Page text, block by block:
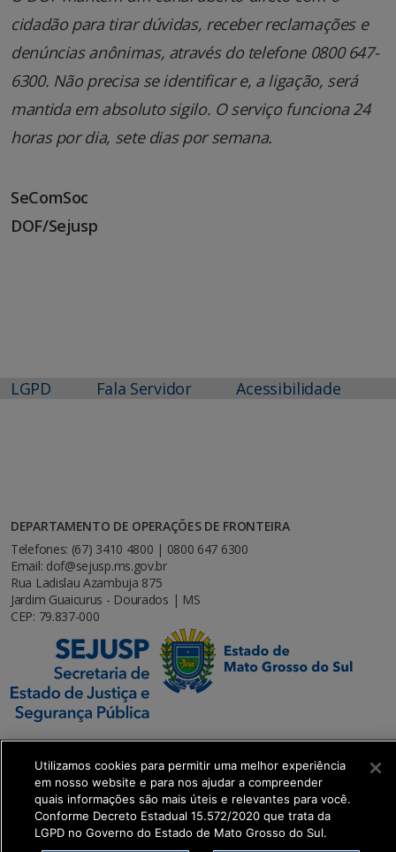
cidadão para tirar dúvidas, receber reclamações e
denúncias anônimas, através do telefone 0800 647-
6300. Não precisa se identificar e, a ligação, será
mantida em absoluto sigilo. O serviço funciona 24
horas por dia, sete dias por semana.
SeComSoc
DOF/Sejusp
LGPD Fala Servidor Acessibilidade
DEPARTAMENTO DE OPERAÇÕES DE FRONTEIRA
Telefones: (67) 3410 4800 | 0800 647 6300
Email: dof@sejusp.ms.gov.br
Rua Ladislau Azambuja 875
Jardim Guaicurus - Dourados | MS
CEP: 79.837-000
SETDIG | Secretaria-Executiva de Transformação
Digital
Utilizamos cookies para permitir uma melhor experiência
em nosso website e para nos ajudar a compreender
quais informações são mais úteis e relevantes para você.
Conforme Decreto Estadual 15.572/2020 que trata da
LGPD no Governo do Estado de Mato Grosso do Sul.